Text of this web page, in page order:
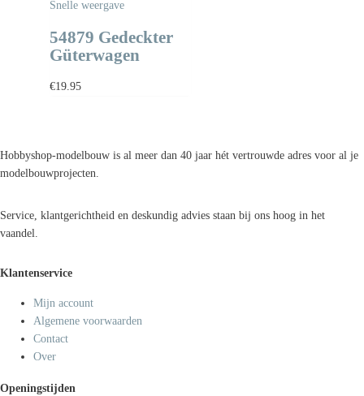
Snelle weergave
54879 Gedeckter
Güterwagen
€19.95
Hobbyshop-modelbouw is al meer dan 40 jaar hét vertrouwde adres voor al je
modelbouwprojecten.
Service, klantgerichtheid en deskundig advies staan bij ons hoog in het
vaandel.
Klantenservice
Mijn account
Algemene voorwaarden
Contact
Over
Openingstijden